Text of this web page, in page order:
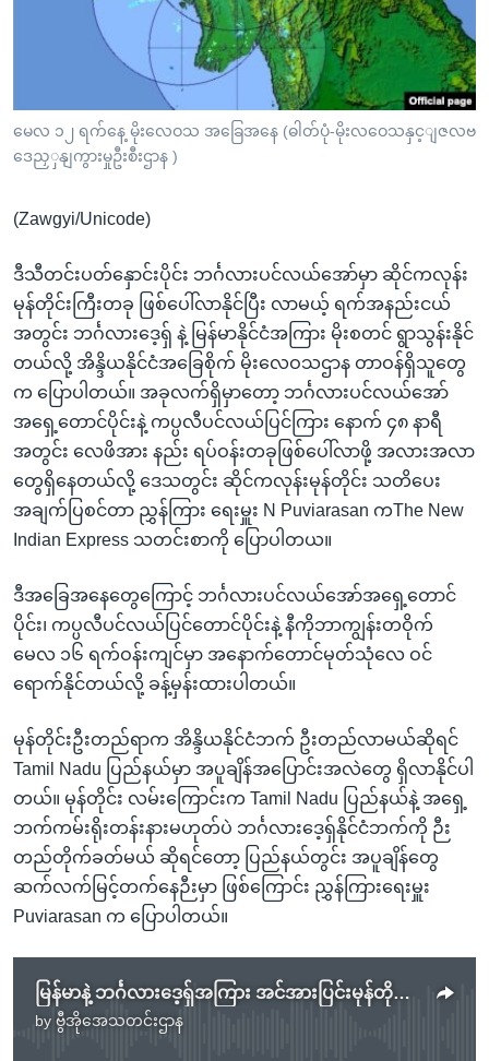
ရန်
ရှာဖွေ
သို့
ကျော်
ဗွီအိုအေ လူမှုကွန်ယက်များ
ဘာသာစကားများ
မေလ ၁၂ ရက်နေ့ မိုးလေဝသ အခြေအနေ (ဓါတ်ပုံ-မိုးလဝေသနှင့ျဇလဗ
ဒေညှှနျကွားမှုဦးစီးဌာန )
(Zawgyi/Unicode)
ဒီသီတင်းပတ်နှောင်းပိုင်း ဘင်္ဂလားပင်လယ်အော်မှာ ဆိုင်ကလုန်း
မုန်တိုင်းကြီးတခု ဖြစ်ပေါ်လာနိုင်ပြီး လာမယ့် ရက်အနည်းငယ်
အတွင်း ဘင်္ဂလားဒေ့ရှ် နဲ့ မြန်မာနိုင်ငံအကြား မိုးစတင် ရွာသွန်းနိုင်
တယ်လို့ အိန္ဒိယနိုင်ငံအခြေစိုက် မိုးလေဝသဌာန တာဝန်ရှိသူတွေ
က ပြောပါတယ်။ အခုလက်ရှိမှာတော့ ဘင်္ဂလားပင်လယ်အော်
အရှေ့တောင်ပိုင်းနဲ့ ကပ္ပလီပင်လယ်ပြင်ကြား နောက် ၄၈ နာရီ
အတွင်း လေဖိအား နည်း ရပ်ဝန်းတခုဖြစ်ပေါ်လာဖို့ အလားအလာ
တွေရှိနေတယ်လို့ ဒေသတွင်း ဆိုင်ကလုန်းမုန်တိုင်း သတိပေး
အချက်ပြစင်တာ ညွှန်ကြား ရေးမှူး N Puviarasan ကThe New
Indian Express သတင်းစာကို ပြောပါတယ။
ဒီအခြေအနေတွေကြောင့် ဘင်္ဂလားပင်လယ်အော်အရှေ့တောင်
ပိုင်း၊ ကပ္ပလီပင်လယ်ပြင်တောင်ပိုင်းနဲ့ နီကိုဘာကျွန်းတဝိုက်
မေလ ၁၆ ရက်ဝန်းကျင်မှာ အနောက်တောင်မုတ်သုံလေ ဝင်
ရောက်နိုင်တယ်လို့ ခန့်မှန်းထားပါတယ်။
မုန်တိုင်းဦးတည်ရာက အိန္ဒိယနိုင်ငံဘက် ဦးတည်လာမယ်ဆိုရင်
Tamil Nadu ပြည်နယ်မှာ အပူချိန်အပြောင်းအလဲတွေ ရှိလာနိုင်ပါ
တယ်။ မုန်တိုင်း လမ်းကြောင်းက Tamil Nadu ပြည်နယ်နဲ့ အရှေ့
ဘက်ကမ်းရိုးတန်းနားမဟုတ်ပဲ ဘင်္ဂလားဒေ့ရှ်နိုင်ငံဘက်ကို ဉီး
တည်တိုက်ခတ်မယ် ဆိုရင်တော့ ပြည်နယ်တွင်း အပူချိန်တွေ
ဆက်လက်မြင့်တက်နေဉီးမှာ ဖြစ်ကြောင်း ညွှန်ကြားရေးမှူး
Puviarasan က ပြောပါတယ်။
မြန်မာနဲ့ ဘင်္ဂလားဒေ့ရှ်အကြား အင်အားပြင်းမုန်တိုင်းတခု ဝင်ရောက်တိုက်ခတ်ဖွယ်ရှိ
by ဗွီအိုအေသတင်းဌာန
No media source currently available